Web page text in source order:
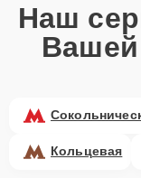
Наш
Вашей
Кольцевая